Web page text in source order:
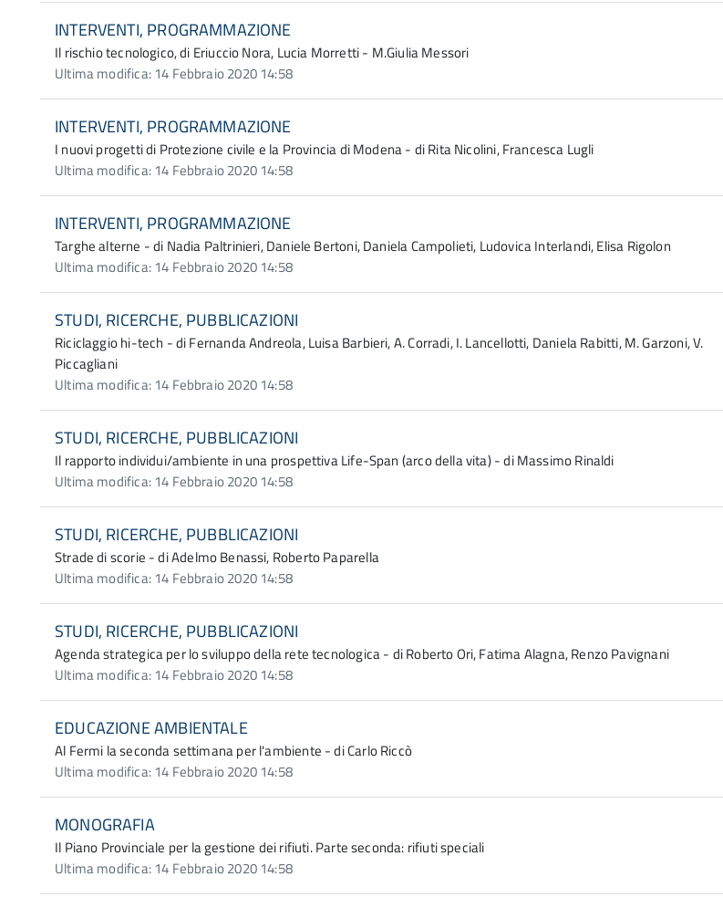
INTERVENTI, PROGRAMMAZIONE
Il rischio tecnologico, di Eriuccio Nora, Lucia Morretti - M.Giulia Messori
Ultima modifica: 14 Febbraio 2020 14:58
INTERVENTI, PROGRAMMAZIONE
I nuovi progetti di Protezione civile e la Provincia di Modena - di Rita Nicolini, Francesca Lugli
Ultima modifica: 14 Febbraio 2020 14:58
INTERVENTI, PROGRAMMAZIONE
Targhe alterne - di Nadia Paltrinieri, Daniele Bertoni, Daniela Campolieti, Ludovica Interlandi, Elisa Rigolon
Ultima modifica: 14 Febbraio 2020 14:58
STUDI, RICERCHE, PUBBLICAZIONI
Riciclaggio hi-tech - di Fernanda Andreola, Luisa Barbieri, A. Corradi, I. Lancellotti, Daniela Rabitti, M. Garzoni, V.
Piccagliani
Ultima modifica: 14 Febbraio 2020 14:58
STUDI, RICERCHE, PUBBLICAZIONI
Il rapporto individui/ambiente in una prospettiva Life-Span (arco della vita) - di Massimo Rinaldi
Ultima modifica: 14 Febbraio 2020 14:58
STUDI, RICERCHE, PUBBLICAZIONI
Strade di scorie - di Adelmo Benassi, Roberto Paparella
Ultima modifica: 14 Febbraio 2020 14:58
STUDI, RICERCHE, PUBBLICAZIONI
Agenda strategica per lo sviluppo della rete tecnologica - di Roberto Ori, Fatima Alagna, Renzo Pavignani
Ultima modifica: 14 Febbraio 2020 14:58
EDUCAZIONE AMBIENTALE
Al Fermi la seconda settimana per l'ambiente - di Carlo Riccò
Ultima modifica: 14 Febbraio 2020 14:58
MONOGRAFIA
Il Piano Provinciale per la gestione dei rifiuti. Parte seconda: rifiuti speciali
Ultima modifica: 14 Febbraio 2020 14:58